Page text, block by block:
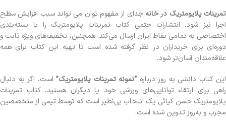
تمرینات پلایومتریک در خانه جدای از مفهوم توان می‏ تواند سبب افزایش سطح
اجرا نیز شود. انتشارات حتمی کتاب تمرینات پلایومتریک را با بسته‌بندی
اختصاصی به تمامی نقاط ایران ارسال می‌کند. همچنین، تخفیف‌های ویژه ثابت و
دوره‌ای برای خریداران در نظر گرفته شده است تا تهیه این کتاب برای همه
علاقه‌مندان آسان‌تر شود.
این کتاب دانشی به روز درباره “نمونه تمرینات پلایومتریک” است، اگر به دنبال
راهی برای ارتقاء توانایی‌های ورزشی خود یا دیگران هستید، کتاب تمرینات
پلایومتریک حسن کیائی یک انتخاب بی‌نظیر است که توسط تیمی از متخصصین
مجرب و به‌روز تدوین شده است.